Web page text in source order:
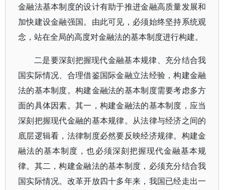
金融法基本制度的设计有助于推进金融高质量发展和
加快建设金融强国。由此可见，必须始终坚持系统观
念，站在全局的高度对金融法的基本制度进行构建。
二是要深刻把握现代金融基本规律、充分结合我
国实际情况、合理借鉴国际金融立法经验，构建金融
法的基本制度。构建金融法的基本制度需要考虑多方
面的具体因素。其一，构建金融法的基本制度，应当
深刻把握现代金融的基本规律。从法律与经济之间的
底层逻辑看，法律制度必然要反映经济规律。构建金
融法的基本制度，也必须深刻把握现代金融基本规
律。其二，构建金融法的基本制度，必须充分结合我
国实际情况。改革开放四十多年来，我国已经走出一